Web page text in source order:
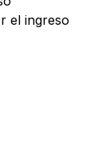
el ingreso